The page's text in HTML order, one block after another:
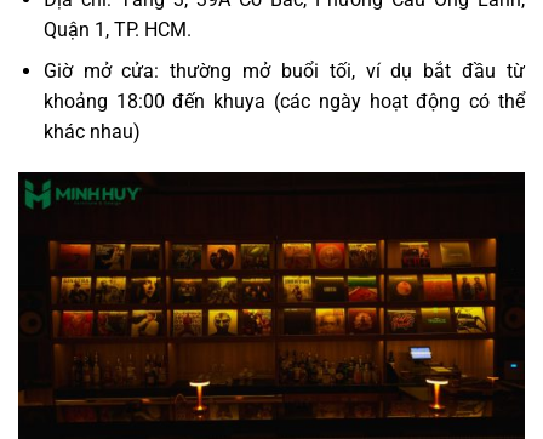
Quận 1, TP. HCM.
Giờ mở cửa: thường mở buổi tối, ví dụ bắt đầu từ
khoảng 18:00 đến khuya (các ngày hoạt động có thể
khác nhau)